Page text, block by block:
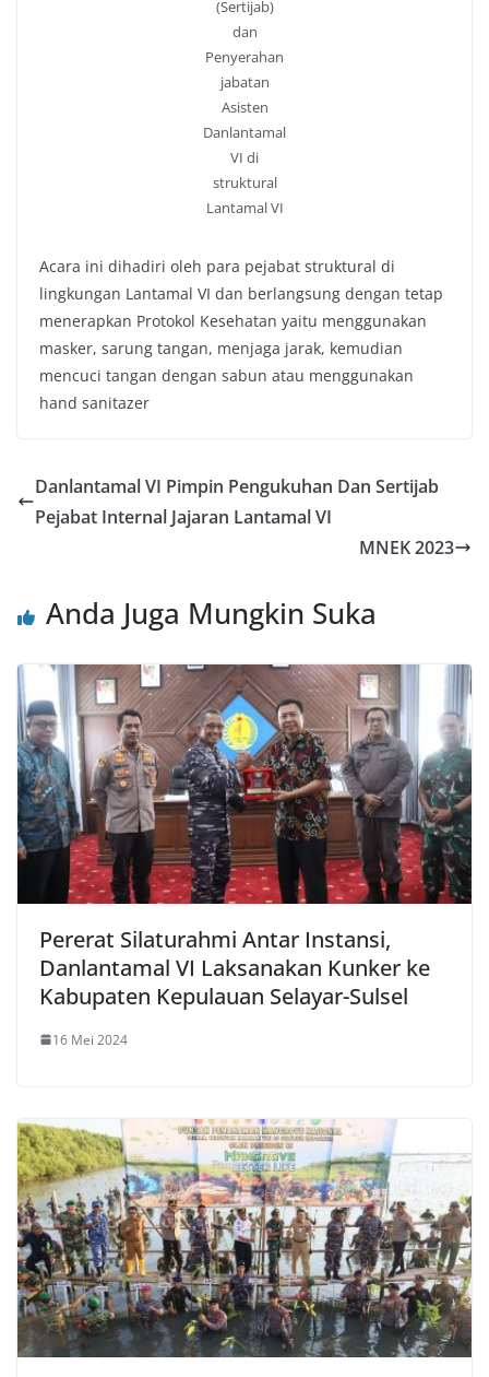
(Sertijab)
dan
Penyerahan
jabatan
Asisten
Danlantamal
VI di
struktural
Lantamal VI
Acara ini dihadiri oleh para pejabat struktural di
lingkungan Lantamal VI dan berlangsung dengan tetap
menerapkan Protokol Kesehatan yaitu menggunakan
masker, sarung tangan, menjaga jarak, kemudian
mencuci tangan dengan sabun atau menggunakan
hand sanitazer
Danlantamal VI Pimpin Pengukuhan Dan Sertijab
Pejabat Internal Jajaran Lantamal VI
MNEK 2023
Anda Juga Mungkin Suka
Pererat Silaturahmi Antar Instansi,
Danlantamal VI Laksanakan Kunker ke
Kabupaten Kepulauan Selayar-Sulsel
16 Mei 2024